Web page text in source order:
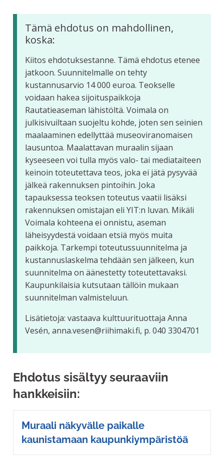
Tämä ehdotus on mahdollinen,
koska:
Kiitos ehdotuksestanne. Tämä ehdotus etenee
jatkoon. Suunnitelmalle on tehty
kustannusarvio 14 000 euroa. Teokselle
voidaan hakea sijoituspaikkoja
Rautatieaseman lähistöltä. Voimala on
julkisivuiltaan suojeltu kohde, joten sen seinien
maalaaminen edellyttää museoviranomaisen
lausuntoa. Maalattavan muraalin sijaan
kyseeseen voi tulla myös valo- tai mediataiteen
keinoin toteutettava teos, joka ei jätä pysyvää
jälkeä rakennuksen pintoihin. Joka
tapauksessa teoksen toteutus vaatii lisäksi
rakennuksen omistajan eli YIT:n luvan. Mikäli
Voimala kohteena ei onnistu, aseman
läheisyydestä voidaan etsiä myös muita
paikkoja. Tarkempi toteutussuunnitelma ja
kustannuslaskelma tehdään sen jälkeen, kun
suunnitelma on äänestetty toteutettavaksi.
Kaupunkilaisia kutsutaan tällöin mukaan
suunnitelman valmisteluun.
Lisätietoja: vastaava kulttuurituottaja Anna
Vesén, anna.vesen@riihimaki.fi, p. 040 3304701
Ehdotus sisältyy seuraaviin
hankkeisiin:
Muraali näkyvälle paikalle
kaunistamaan kaupunkiympäristöä